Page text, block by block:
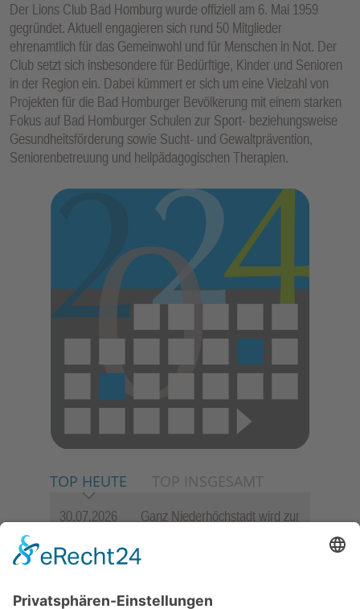
Der Lions Club Bad Homburg wurde offiziell am 6. Mai 1959
gegründet. Aktuell engagieren sich rund 50 Mitglieder
ehrenamtlich für das Gemeinwohl und für Menschen in Not. Der
Club setzt sich insbesondere für Bedürftige, Kinder und Senioren
in der Region ein. Dabei kümmert er sich um eine Vielzahl von
Projekten für die Bad Homburger Bevölkerung mit einem starken
Fokus auf Bad Homburger Schulen zur Sport- beziehungsweise
Gesundheitsförderung sowie Sucht- und Gewaltprävention,
Seniorenbetreuung und heilpädagogischen Therapien.
TOP HEUTE TOP INSGESAMT
30.07.2026
Ganz Niederhöchstadt wird zur
06.08.2026
Jugendchor Hochtaunus
Programm „Changes“